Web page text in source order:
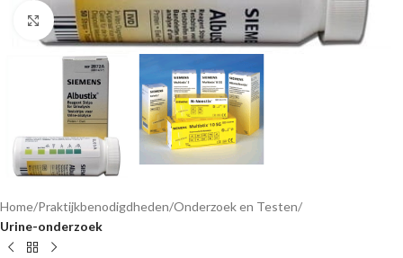
Klik om te vergroten
Home Praktijkbenodigdheden Onderzoek en Testen
Urine-onderzoek